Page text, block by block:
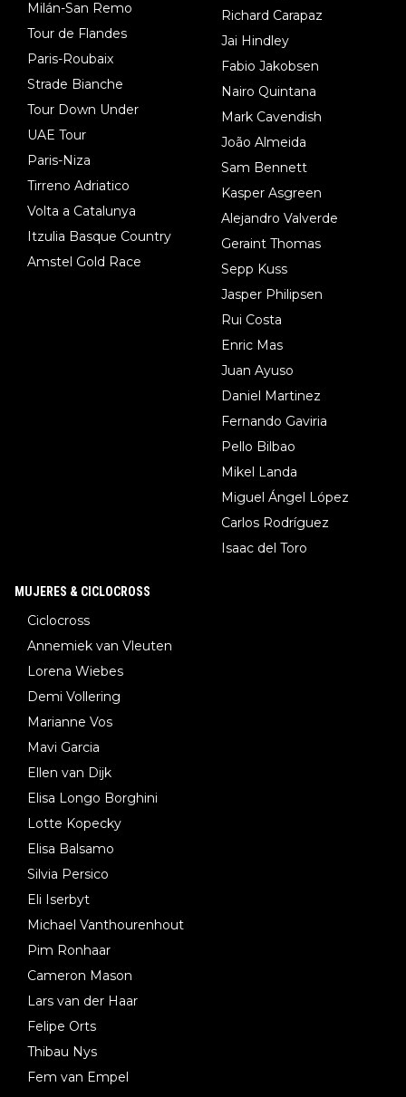
Milán-San Remo
Tour de Flandes
Paris-Roubaix
Strade Bianche
Tour Down Under
UAE Tour
Paris-Niza
Tirreno Adriatico
Volta a Catalunya
Itzulia Basque Country
Amstel Gold Race
Richard Carapaz
Jai Hindley
Fabio Jakobsen
Nairo Quintana
Mark Cavendish
João Almeida
Sam Bennett
Kasper Asgreen
Alejandro Valverde
Geraint Thomas
Sepp Kuss
Jasper Philipsen
Rui Costa
Enric Mas
Juan Ayuso
Daniel Martinez
Fernando Gaviria
Pello Bilbao
Mikel Landa
Miguel Ángel López
Carlos Rodríguez
Isaac del Toro
MUJERES & CICLOCROSS
Ciclocross
Annemiek van Vleuten
Lorena Wiebes
Demi Vollering
Marianne Vos
Mavi Garcia
Ellen van Dijk
Elisa Longo Borghini
Lotte Kopecky
Elisa Balsamo
Silvia Persico
Eli Iserbyt
Michael Vanthourenhout
Pim Ronhaar
Cameron Mason
Lars van der Haar
Felipe Orts
Thibau Nys
Fem van Empel